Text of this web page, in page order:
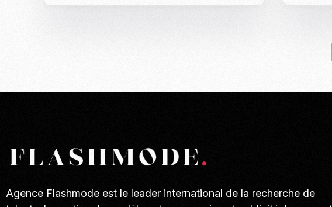
Agence Flashmode est le leader international de la recherche de